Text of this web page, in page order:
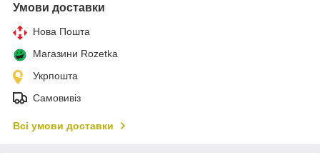
Умови доставки
Нова Пошта
Магазини Rozetka
Укрпошта
Самовивіз
Всі умови доставки